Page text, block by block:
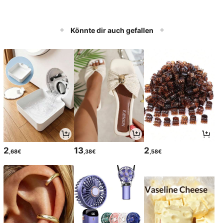
Könnte dir auch gefallen
2 ,68€ 13,38€ 2 ,58€